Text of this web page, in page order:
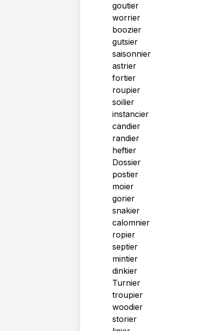
goutier
worrier
boozier
gutsier
saisonnier
astrier
fortier
roupier
soilier
instancier
candier
randier
heftier
Dossier
postier
moier
gorier
snakier
calomnier
ropier
septier
mintier
dinkier
Turnier
troupier
woodier
storier